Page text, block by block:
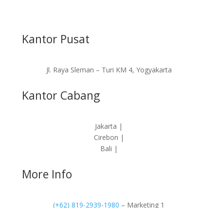
Kantor Pusat
Jl. Raya Sleman – Turi KM 4, Yogyakarta
Kantor Cabang
Jakarta |
Cirebon |
Bali |
More Info
(+62) 819-2939-1980 – Marketing 1